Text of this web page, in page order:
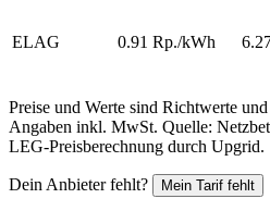
ELAG 0.91 Rp./kWh
Preise und Werte sind Richtwerte
Angaben inkl. MwSt. Quelle:
LEG-Preisberechnung durch Upgrid.
Dein Anbieter fehlt? Mein Tarif fehlt